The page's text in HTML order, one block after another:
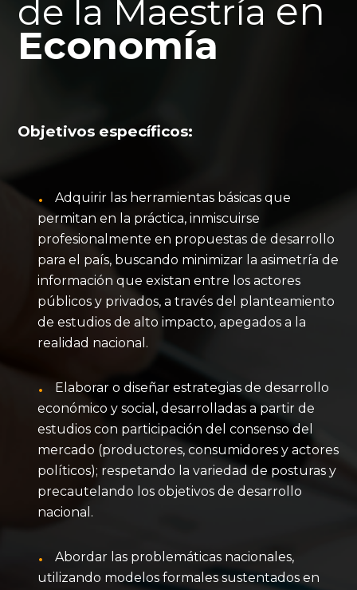
de la Maestría en
Economía
Objetivos específicos:
Adquirir las herramientas básicas que
permitan en la práctica, inmiscuirse
profesionalmente en propuestas de desarrollo
para el país, buscando minimizar la asimetría de
información que existan entre los actores
públicos y privados, a través del planteamiento
de estudios de alto impacto, apegados a la
realidad nacional.
Elaborar o diseñar estrategias de desarrollo
económico y social, desarrolladas a partir de
estudios con participación del consenso del
mercado (productores, consumidores y actores
políticos); respetando la variedad de posturas y
precautelando los objetivos de desarrollo
nacional.
Abordar las problemáticas nacionales,
utilizando modelos formales sustentados en